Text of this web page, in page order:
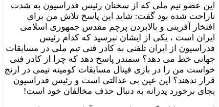
این عضو تیم ملی که از سخنان رئیس فدراسیون به شدت
ناراحت شده بود گفت: شاید این پاسخ تلاش من برای
افتخار آفرینی و بالابردن پرچم مقدس جمهوری اسلامی
ایران است ، یکی از ایشان نپرسید که کدام رئیس
فدراسیون از ایران تلفنی به کادر فنی تیم ملی در مسابقات
جهانی خط می دهد؟ سمندر پاسخ دهد که چرا از کادر فنی
خواست من را در بازی فینال مسابقات کومیته تیمی در ارنج
قرار ندهند؟ این عین بی عدالتی است و رئیس فدراسیون
یجای برخورد پدرانه به دنبال حذف مخالفان خود است!